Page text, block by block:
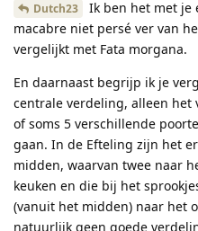
Dutch23
Ik ben het met je
macabre niet persé ver van
vergelijkt met Fata morgana.
En daarnaast begrijp ik je
centrale verdeling, alleen het
of soms 5 verschillende
gaan. In de Efteling zijn het
midden, waarvan twee naar
keuken en die bij het
(vanuit het midden) naar het
natuurlijk geen goede